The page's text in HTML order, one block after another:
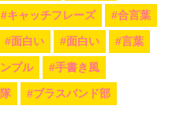
#キャッチフレーズ #合言葉
#面白い #面白い #言葉
プル #手書き風
#ブラスバンド部